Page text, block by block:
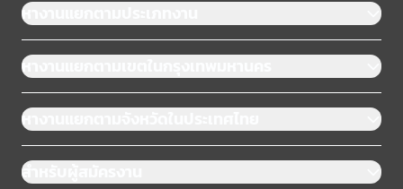
หางานแยกตามประเภทงาน
หางานแยกตามเขตในกรุงเทพมหานคร
หางานแยกตามจังหวัดในประเทศไทย
สำหรับผู้สมัครงาน